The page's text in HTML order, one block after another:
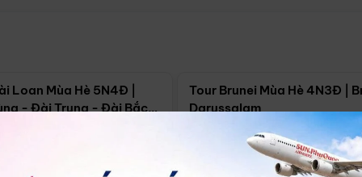
Loan Mùa Hè 5N4Đ |
- Đài Trung - Đài Bắc
Tour Brunei Mùa Hè 4N3Đ |
Darussalam
Hồ Chí Minh 4N3Đ